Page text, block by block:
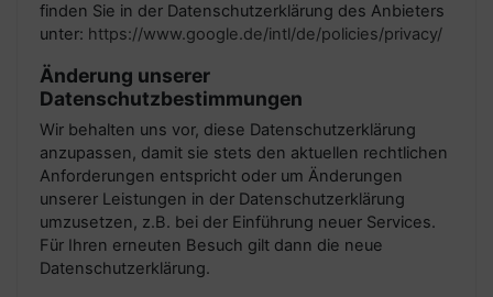
finden Sie in der Datenschutzerklärung des Anbieters
unter: https://www.google.de/intl/de/policies/privacy/
Änderung unserer
Datenschutzbestimmungen
Wir behalten uns vor, diese Datenschutzerklärung
anzupassen, damit sie stets den aktuellen rechtlichen
Anforderungen entspricht oder um Änderungen
unserer Leistungen in der Datenschutzerklärung
umzusetzen, z.B. bei der Einführung neuer Services.
Für Ihren erneuten Besuch gilt dann die neue
Datenschutzerklärung.